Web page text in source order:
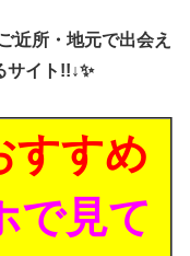
近所・地元で出会え
サイト!!↓✨
すすめ
で見て